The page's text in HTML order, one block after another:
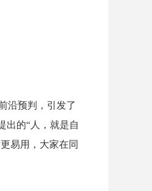
沿预判，引发了
出的“人，就是自
易用，大家在同